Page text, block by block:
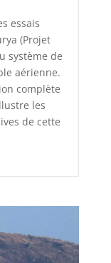
essais
(Projet
système de
aérienne.
complète
les
de cette